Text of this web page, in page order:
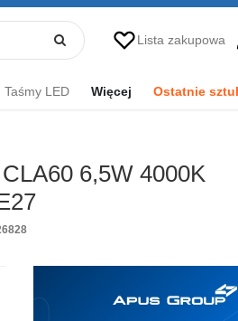
Lista zakupowa
Taśmy LED Więcej Ostatnie
6,5W 4000K